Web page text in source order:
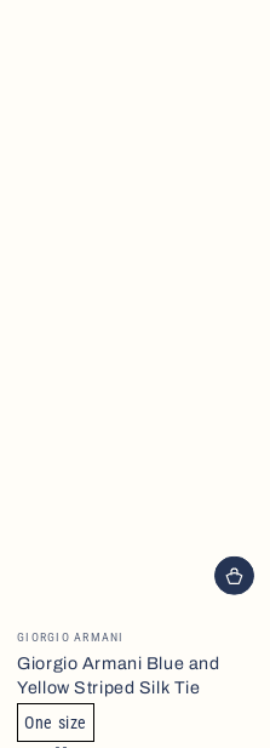
Brand
GIORGIO ARMANI
Giorgio Armani Blue and
Yellow Striped Silk Tie
One size